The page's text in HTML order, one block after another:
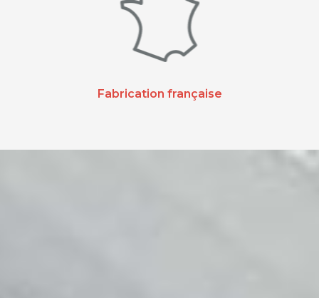
Fabrication française